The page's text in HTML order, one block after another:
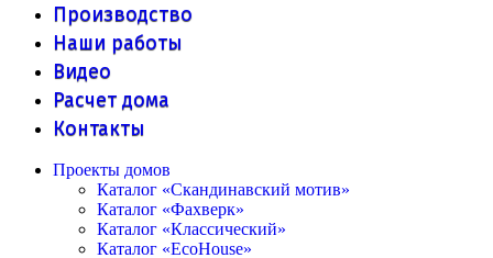
Производство
Наши работы
Видео
Расчет дома
Контакты
Проекты домов
Каталог «Скандинавский мотив»
Каталог «Фахверк»
Каталог «Классический»
Каталог «EcoHouse»